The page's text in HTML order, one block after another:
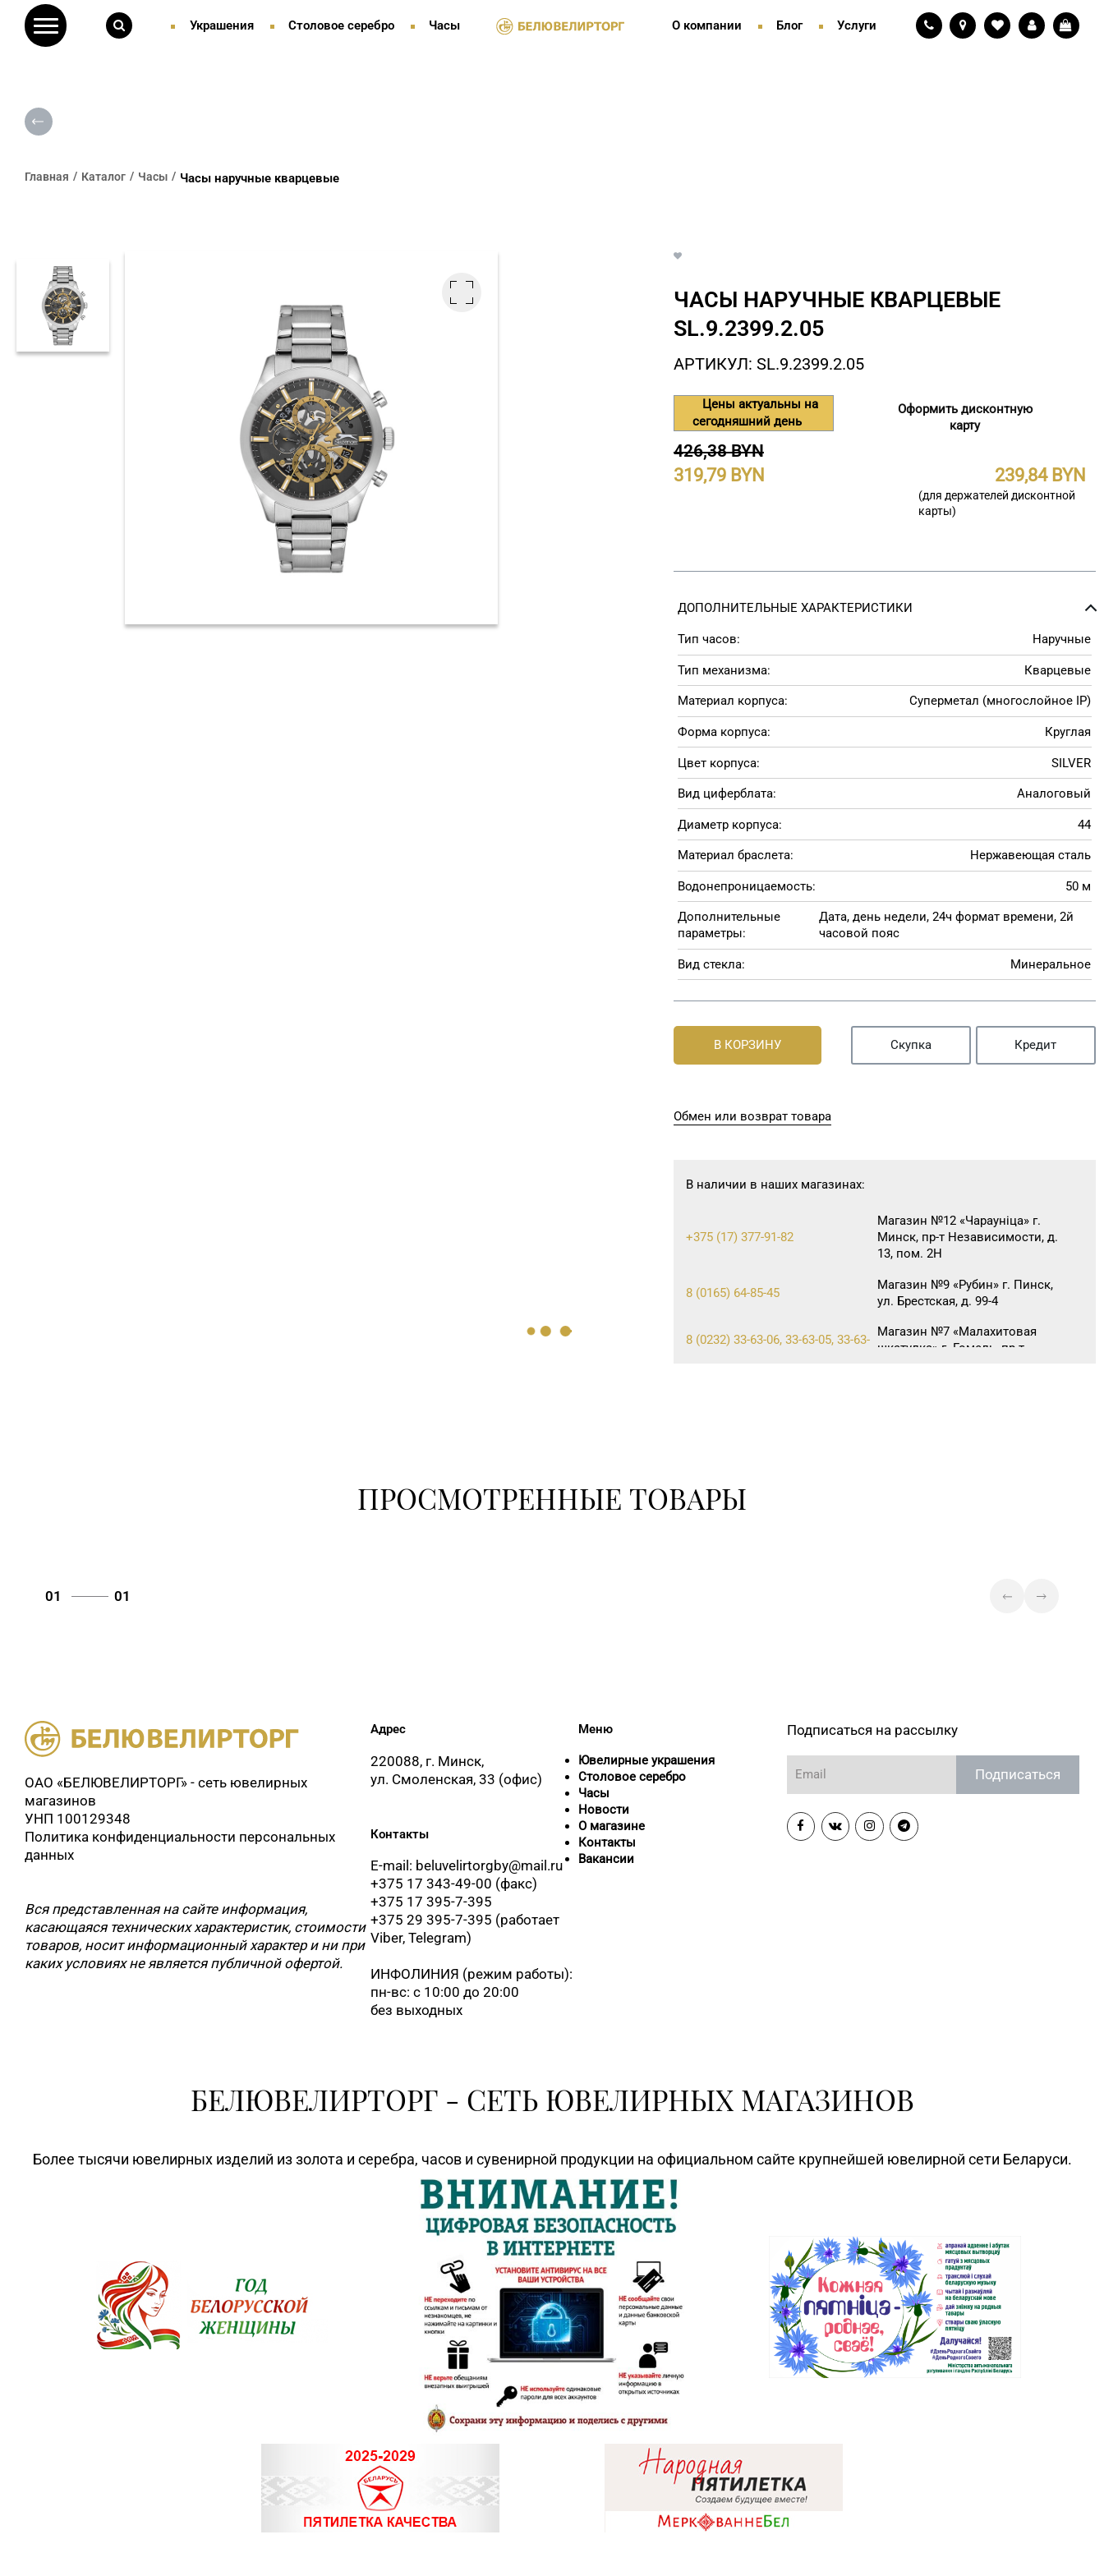
Украшения Столовое серебро Часы О компании Блог Услуги
Главная Каталог Часы Часы наручные кварцевые
ЧАСЫ НАРУЧНЫЕ КВАРЦЕВЫЕ
SL.9.2399.2.05
АРТИКУЛ: SL.9.2399.2.05
Цены актуальны на
сегодняшний день
Оформить дисконтную
карту
426,38 BYN
319,79 239,84
(для держателей дисконтной
карты)
ДОПОЛНИТЕЛЬНЫЕ ХАРАКТЕРИСТИКИ
Тип часов: Наручные
Тип механизма: Кварцевые
Материал корпуса: Суперметал (многослойное IP)
Форма корпуса: Круглая
Цвет корпуса: SILVER
Вид циферблата: Аналоговый
Диаметр корпуса: 44
Материал браслета: Нержавеющая сталь
Водонепроницаемость: 50 м
Дополнительные
параметры:
Дата, день недели, 24ч формат времени, 2й
часовой пояс
Вид стекла: Минеральное
В КОРЗИНУ Скупка Кредит
Обмен или возврат товара
В наличии в наших магазинах:
+375 (17) 377-91-82
Магазин №12 «Чараунiца» г.
Минск, пр-т Независимости, д.
13, пом. 2Н
8 (0165) 64-85-45
Магазин №9 «Рубин» г. Пинск,
ул. Брестская, д. 99-4
8 (0232) 33-63-06, 33-63-05, 33-63-
Магазин №7 «Малахитовая
шкатулка» г. Гомель, пр-т
ПРОСМОТРЕННЫЕ ТОВАРЫ
01 01
ОАО «БЕЛЮВЕЛИРТОРГ» - сеть ювелирных
магазинов
УНП 100129348
Политика конфиденциальности персональных
данных
Вся представленная на сайте информация,
касающаяся технических характеристик, стоимости
товаров, носит информационный характер и ни при
каких условиях не является публичной офертой.
Адрес
220088, г. Минск,
ул. Смоленская, 33 (офис)
Контакты
E-mail: beluvelirtorgby@mail.ru
+375 17 343-49-00 (факс)
+375 17 395-7-395
+375 29 395-7-395 (работает
Viber, Telegram)
ИНФОЛИНИЯ (режим работы):
пн-вс: с 10:00 до 20:00
без выходных
Меню
Ювелирные украшения
Столовое серебро
Часы
Новости
О магазине
Контакты
Вакансии
Подписаться на рассылку
Подписаться
БЕЛЮВЕЛИРТОРГ - СЕТЬ ЮВЕЛИРНЫХ МАГАЗИНОВ
Более тысячи ювелирных изделий из золота и серебра, часов и сувенирной продукции на официальном сайте крупнейшей ювелирной сети Беларуси.